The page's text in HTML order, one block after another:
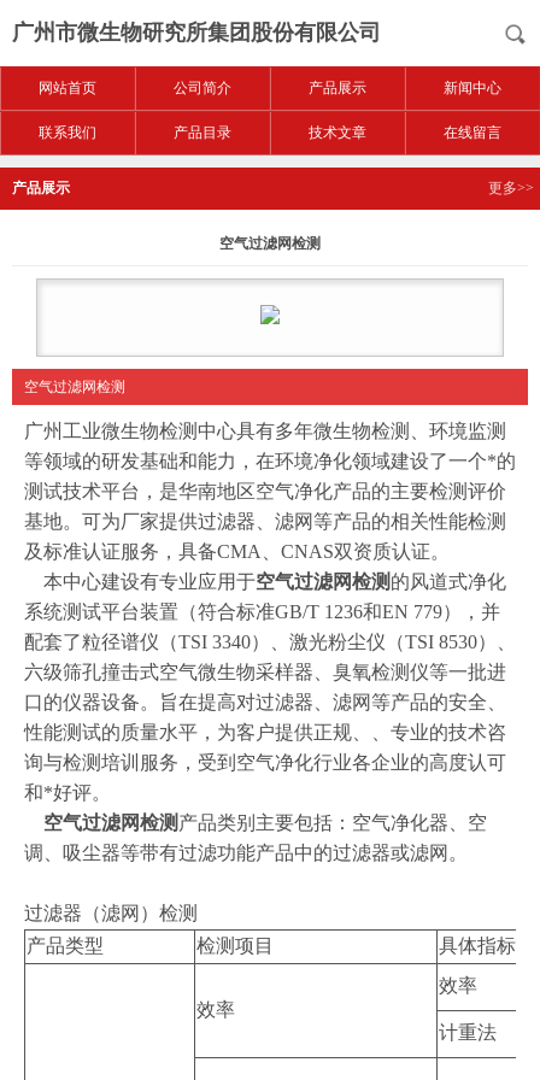
广州市微生物研究所集团股份有限公司
网站首页 公司简介 产品展示 新闻中心
联系我们 产品目录 技术文章 在线留言
产品展示 更多>>
空气过滤网检测
空气过滤网检测
广州工业微生物检测中心具有多年微生物检测、环境监测
等领域的研发基础和能力，在环境净化领域建设了一个*的
测试技术平台，是华南地区空气净化产品的主要检测评价
基地。可为厂家提供过滤器、滤网等产品的相关性能检测
及标准认证服务，具备CMA、CNAS双资质认证。
本中心建设有专业应用于空气过滤网检测 的风道式净化
系统测试平台装置（符合标准GB/T 1236和EN 779），并
配套了粒径谱仪（TSI 3340）、激光粉尘仪（TSI 8530）、
六级筛孔撞击式空气微生物采样器、臭氧检测仪等一批进
口的仪器设备。旨在提高对过滤器、滤网等产品的安全、
性能测试的质量水平，为客户提供正规、、专业的技术咨
询与检测培训服务，受到空气净化行业各企业的高度认可
和*好评。
空气过滤网检测 产品类别主要包括：空气净化器、空
调、吸尘器等带有过滤功能产品中的过滤器或滤网。
过滤器（滤网）检测
产品类型
检测项目 具体指标
效率
效率
计重法